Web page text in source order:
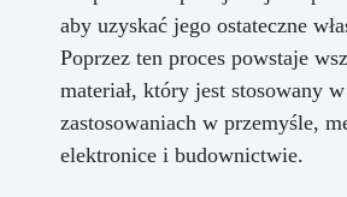
aby uzyskać jego ostateczne
Poprzez ten proces powstaje
materiał, który jest stosowany
zastosowaniach w przemyśle,
elektronice i budownictwie.